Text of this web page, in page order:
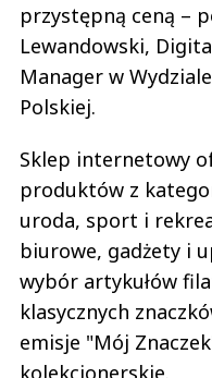
przystępną ceną –
Lewandowski,
Manager w
Polskiej.
Sklep internetowy
produktów z
uroda, sport i
biurowe, gadżety i
wybór artykułów
klasycznych
emisje "Mój